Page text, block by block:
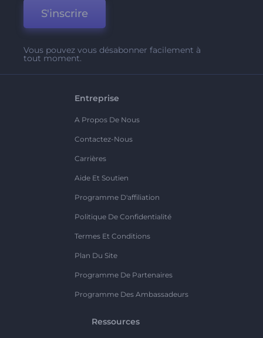
S'inscrire
Vous pouvez vous désabonner facilement à
tout moment.
Entreprise
A Propos De Nous
Contactez-Nous
Carrières
Aide Et Soutien
Programme D'affiliation
Politique De Confidentialité
Termes Et Conditions
Plan Du Site
Programme De Partenaires
Programme Des Ambassadeurs
Ressources